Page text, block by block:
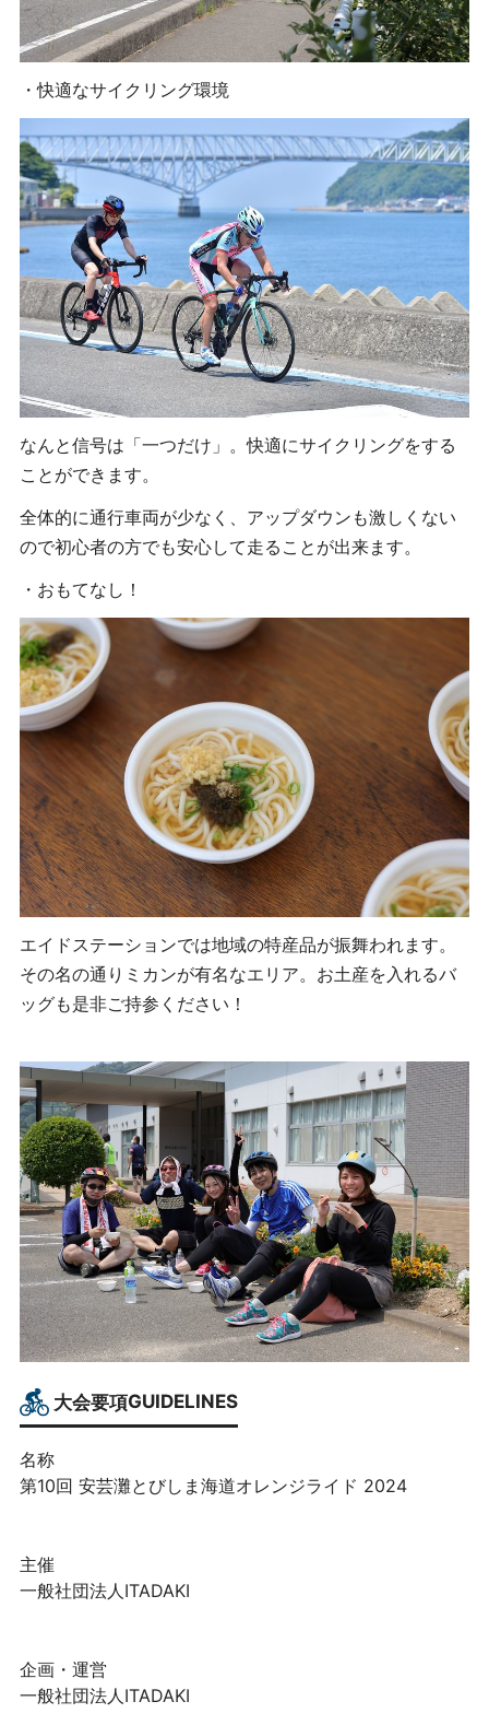
・快適なサイクリング環境
なんと信号は「一つだけ」。快適にサイクリングをする
ことができます。
全体的に通行車両が少なく、アップダウンも激しくない
ので初心者の方でも安心して走ることが出来ます。
・おもてなし！
エイドステーションでは地域の特産品が振舞われます。
その名の通りミカンが有名なエリア。お土産を入れるバ
ッグも是非ご持参ください！
大会要項GUIDELINES
名称
第10回 安芸灘とびしま海道オレンジライド 2024
主催
一般社団法人ITADAKI
企画・運営
一般社団法人ITADAKI